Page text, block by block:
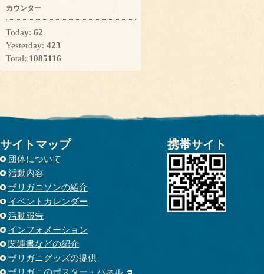
カウンター
Today: 62
Yesterday: 423
Total: 1085116
サイトマップ
団体について
活動内容
ザリガニソンの紹介
イベントカレンダー
活動報告
インフォメーション
関連書などの紹介
ザリガニグッズの提供
携帯サイト